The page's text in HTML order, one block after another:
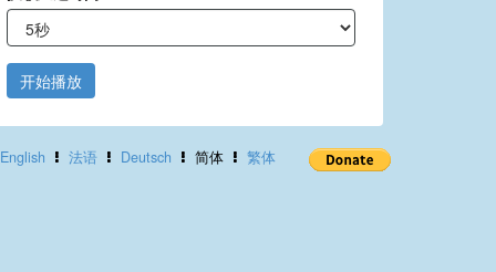
开始播放
English 法语 Deutsch 简体 繁体